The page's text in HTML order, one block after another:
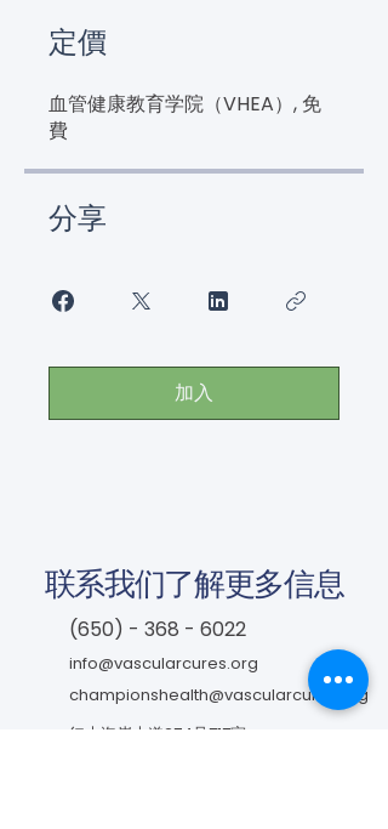
定價
血管健康教育学院（VHEA）, 免
費
分享
加入
联系我们了解更多信息
(650) - 368 - 6022
info@vascularcures.org
championshealth@vascularcures.org
红木海岸大道274号717室